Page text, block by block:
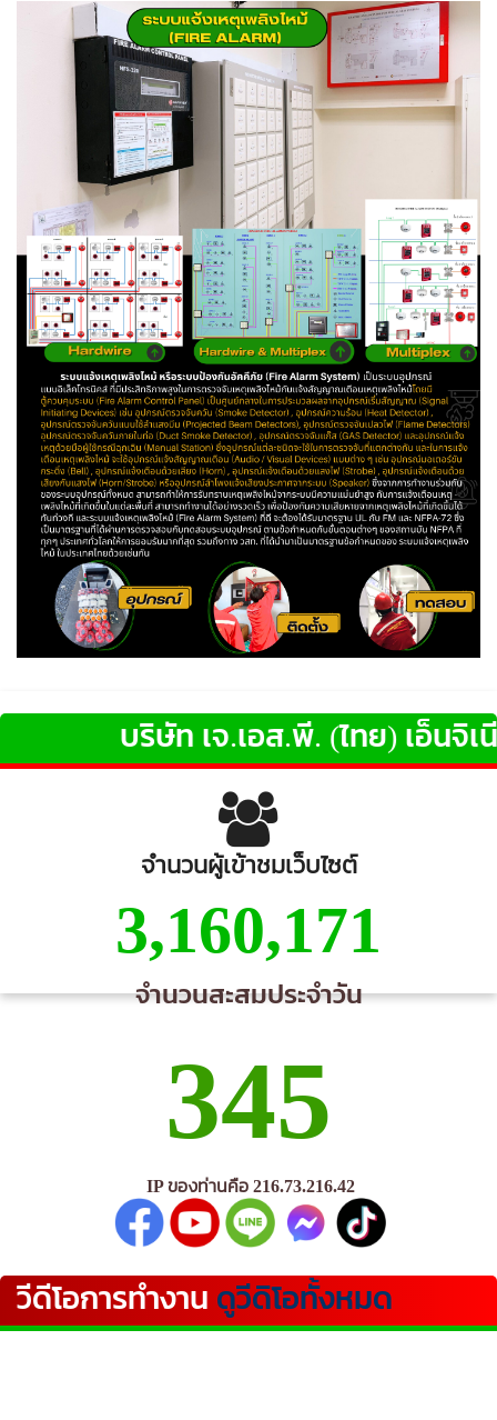
บริษัท เจ.เอส.พี. (ไทย) เอ็นจิเนี
จำนวนผู้เข้าชมเว็บไซต์
3,160,171
จำนวนสะสมประจำวัน
345
IP ของท่านคือ 216.73.216.42
วีดีโอการทำงาน ดูวีดิโอทั้งหมด